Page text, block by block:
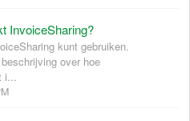
InvoiceSharing?
kunt gebruiken.
over hoe
i...